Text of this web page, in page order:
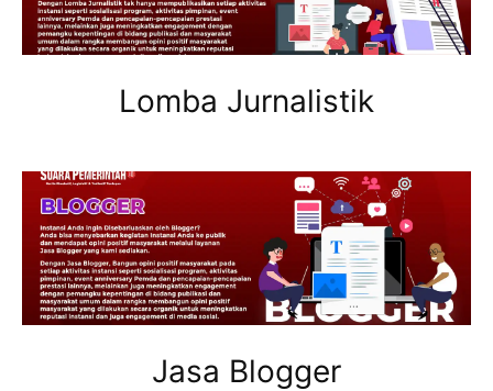
Lomba Jurnalistik
Jasa Blogger